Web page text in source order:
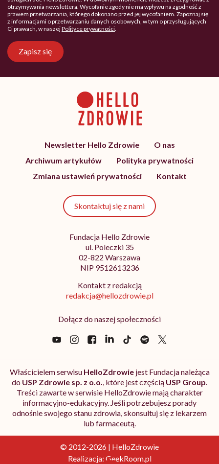
otrzymywania newslettera. Wycofanie zgody nie ma wpływu na zgodność z
prawem przetwarzania, którego dokonano przed jej wycofaniem. Zapoznaj się
z informacjami o przetwarzaniu danych osobowych, w tym o przysługujących
Ci prawach, w naszejPolityce prywatności
Zapisz się
Newsletter Hello Zdrowie
O nas
Archiwum artykułów
Polityka prywatności
Zmiana ustawień prywatności
Kontakt
Skontaktuj się z nami
Fundacja Hello Zdrowie
ul. Poleczki 35
02-822 Warszawa
NIP 9512613236
Kontakt z redakcją
redakcja@hellozdrowie.pl
Dołącz do naszej społeczności
Właścicielem serwisu HelloZdrowiejest Fundacja należąca
do USP Zdrowie sp. z o.o., które jest częścią USP Group.
Treści zawarte w serwisie HelloZdrowie mają charakter
informacyjno-edukacyjny. Jeśli potrzebujesz porady
odnośnie swojego stanu zdrowia, skonsultuj się z lekarzem
lub farmaceutą.
© 2012-2026 | HelloZdrowie
Realizacja: GeekRoom.pl